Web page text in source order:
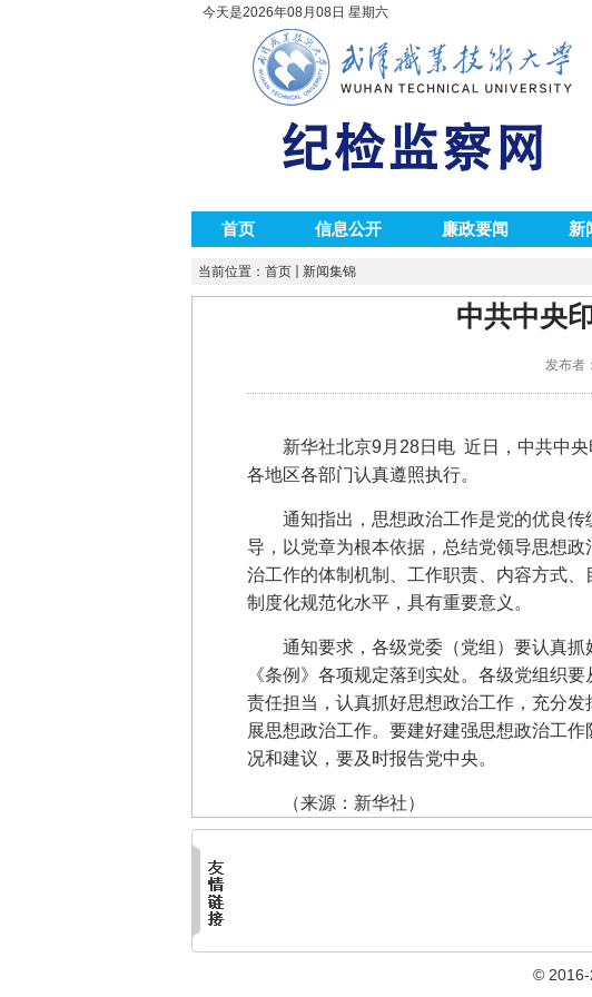
今天是2026年08月08日 星期六
首页 信息公开 廉政要闻 新
当前位置： 首页 新闻集锦
中共中央
发布者
新华社北京9月28日电 近日，中共中
各地区各部门认真遵照执行。
通知指出，思想政治工作是党的优良
导，以党章为根本依据，总结党领导思想
治工作的体制机制、工作职责、内容方式
制度化规范化水平，具有重要意义。
通知要求，各级党委（党组）要认真
《条例》各项规定落到实处。各级党组织
责任担当，认真抓好思想政治工作，充分
展思想政治工作。要建好建强思想政治工
况和建议，要及时报告党中央。
（来源：新华社）
© 2016-